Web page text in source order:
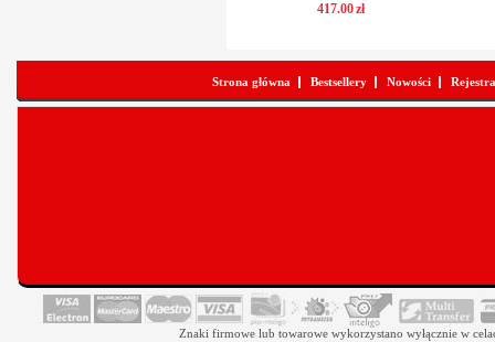
417.00zł
Strona główna Bestsellery Nowości
Znaki firmowe lub towarowe wykorzystano wyłącznie w